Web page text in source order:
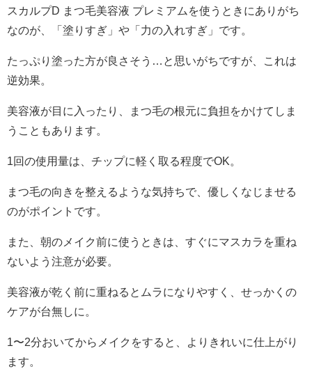
スカルプD まつ毛美容液 プレミアムを使うときにありがち
なのが、「塗りすぎ」や「力の入れすぎ」です。
たっぷり塗った方が良さそう…と思いがちですが、これは
逆効果。
美容液が目に入ったり、まつ毛の根元に負担をかけてしま
うこともあります。
1回の使用量は、チップに軽く取る程度でOK。
まつ毛の向きを整えるような気持ちで、優しくなじませる
のがポイントです。
また、朝のメイク前に使うときは、すぐにマスカラを重ね
ないよう注意が必要。
美容液が乾く前に重ねるとムラになりやすく、せっかくの
ケアが台無しに。
1〜2分おいてからメイクをすると、よりきれいに仕上がり
ます。